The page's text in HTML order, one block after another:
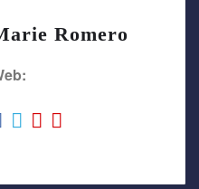
Romero